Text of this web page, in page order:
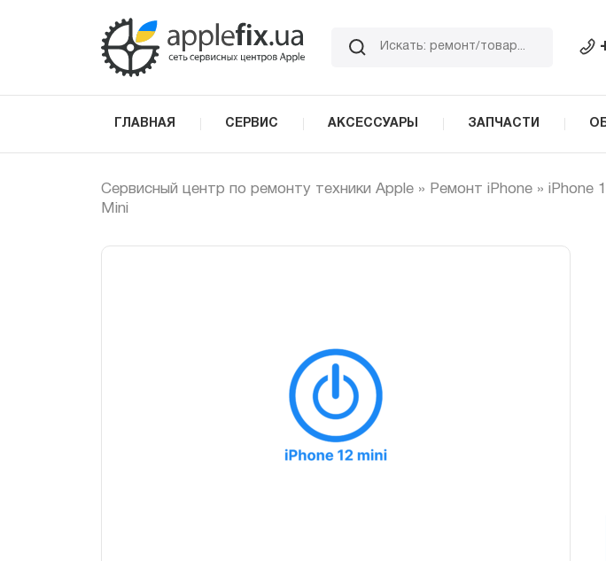
ГЛАВНАЯ СЕРВИС АКСЕССУАРЫ ЗАПЧАСТИ
Сервисный центр по ремонту техники Apple » Ремонт iPhone » iPhone
Mini